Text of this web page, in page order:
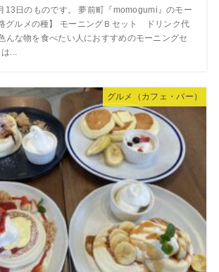
日のものです。 夢前町『momogumi』のモー
グルメの種】 モーニングＢセット ドリンク代
んな物を食べたい人におすすめのモーニングセ
...
グルメ（カフェ・バー）